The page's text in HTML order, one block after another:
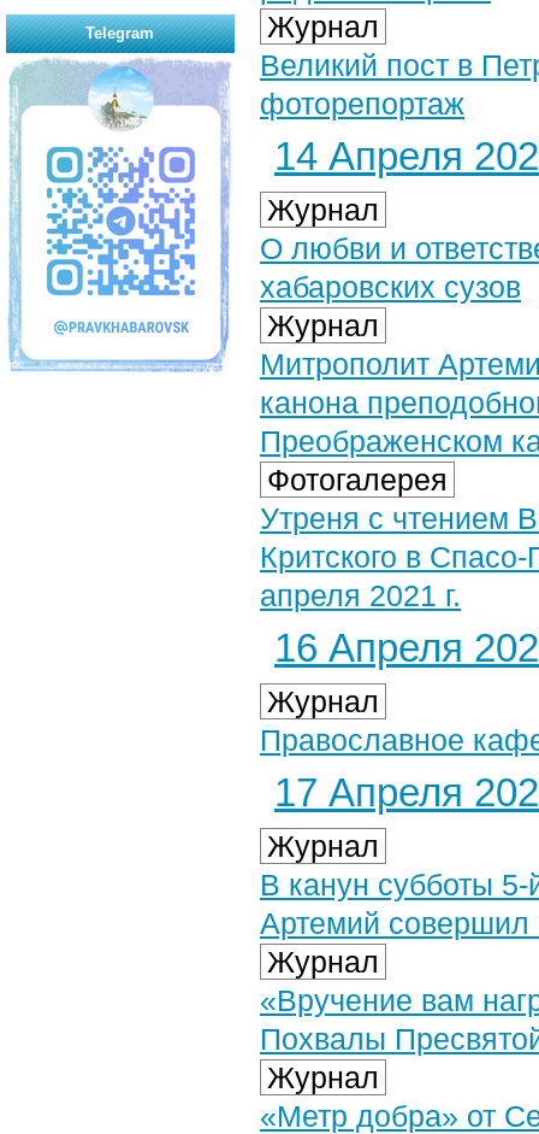
Журнал
Великий пост в
фоторепортаж
14 Апреля
Журнал
О любви и
хабаровских сузов
Журнал
Митрополит
канона
Преображенском
Фотогалерея
Утреня с чтением
Критского в
апреля 2021 г.
16 Апреля
Журнал
Православное
17 Апреля
Журнал
В канун субботы
Артемий совершил
Журнал
«Вручение вам
Похвалы
Журнал
«Метр добра» от
Telegram